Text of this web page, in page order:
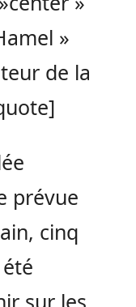
»
de la
prévue
cinq